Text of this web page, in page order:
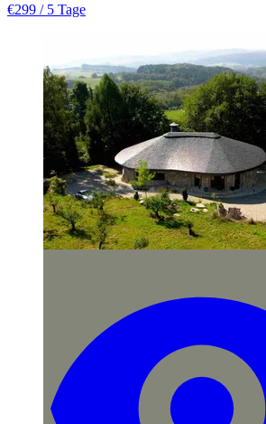
€299 / 5 Tage